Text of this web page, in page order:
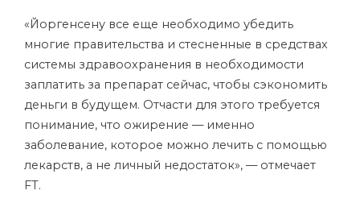
«Йоргенсену все еще необходимо убедить
многие правительства и стесненные в средствах
системы здравоохранения в необходимости
заплатить за препарат сейчас, чтобы сэкономить
деньги в будущем. Отчасти для этого требуется
понимание, что ожирение — именно
заболевание, которое можно лечить с помощью
лекарств, а не личный недостаток», — отмечает
FT.